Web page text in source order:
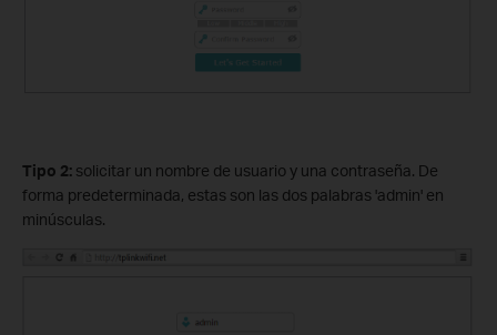
Tipo 2: solicitar un nombre de usuario y una contraseña. De
forma predeterminada, estas son las dos palabras 'admin' en
minúsculas.